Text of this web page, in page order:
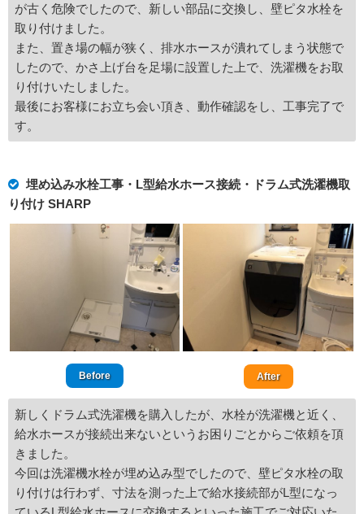
が古く危険でしたので、新しい部品に交換し、壁ピタ水栓を
取り付けました。
また、置き場の幅が狭く、排水ホースが潰れてしまう状態で
したので、かさ上げ台を足場に設置した上で、洗濯機をお取
り付けいたしました。
最後にお客様にお立ち会い頂き、動作確認をし、工事完了で
す。
埋め込み水栓工事・L型給水ホース接続・ドラム式洗濯機取
り付け SHARP
Before After
新しくドラム式洗濯機を購入したが、水栓が洗濯機と近く、
給水ホースが接続出来ないというお困りごとからご依頼を頂
きました。
今回は洗濯機水栓が埋め込み型でしたので、壁ピタ水栓の取
り付けは行わず、寸法を測った上で給水接続部がL型になっ